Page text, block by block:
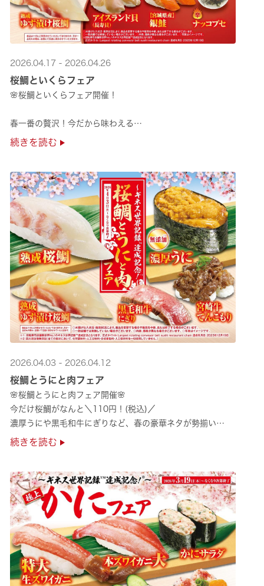
2026.04.17 - 2026.04.26
桜鯛といくらフェア
🌸桜鯛といくらフェア開催！
春一番の贅沢！今だから味わえる
旬の旨さの熟成🌸桜鯛と
是非お越しください✨
続きを読む
2026.04.03 - 2026.04.12
桜鯛とうにと肉フェア
🌸桜鯛とうにと肉フェア開催🌸
今だけ桜鯛がなんと＼110円！(税込)／
濃厚うにや黒毛和牛にぎりなど、春の豪華ネタが勢揃い
是非お越しください✨
続きを読む